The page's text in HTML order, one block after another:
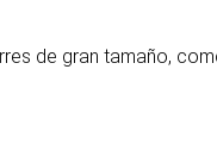
de gran tamaño,